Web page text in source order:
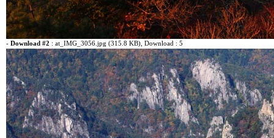
- Download #2 : at_IMG_3056.jpg (315.8 KB) , Download : 5